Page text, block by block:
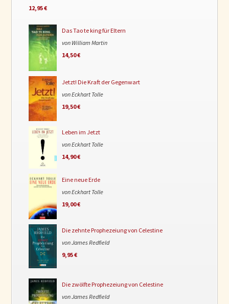
12,95 €
Das Tao te king für Eltern
von William Martin
14,50 €
Jetzt! Die Kraft der Gegenwart
von Eckhart Tolle
19,50 €
Leben im Jetzt
von Eckhart Tolle
14,90 €
Eine neue Erde
von Eckhart Tolle
19,00 €
Die zehnte Prophezeiung von Celestine
von James Redfield
9,95 €
Die zwölfte Prophezeiung von Celestine
von James Redfield